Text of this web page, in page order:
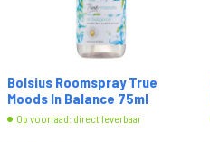
Bolsius Roomspray True
Moods In Balance 75ml
Op voorraad: direct leverbaar